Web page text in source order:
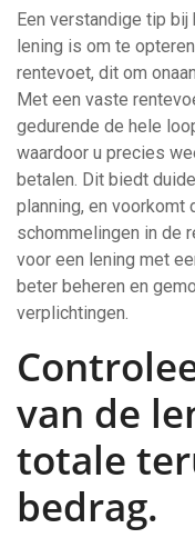
Een verstandige tip
lening is om te
rentevoet, dit om
Met een vaste
gedurende de hele
waardoor u precies
betalen. Dit biedt
planning, en voorkomt
schommelingen in de
voor een lening met
beter beheren en
verplichtingen.
van de
totale
bedrag.